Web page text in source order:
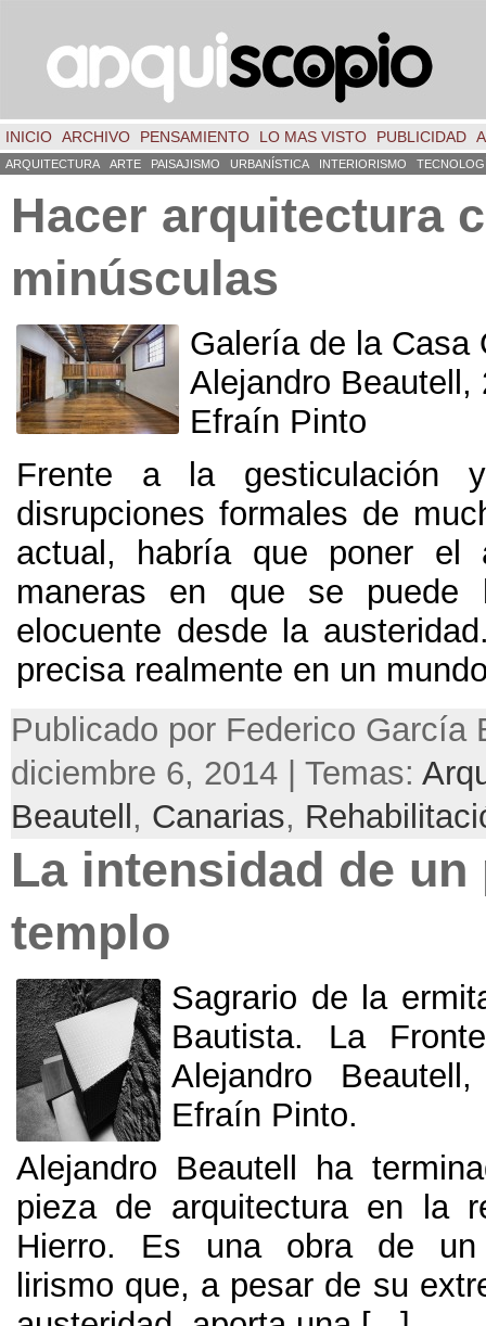
INICIO ARCHIVO PENSAMIENTO LO MAS VISTO PUBLICIDAD
ARQUITECTURA ARTE PAISAJISMO URBANÍSTICA INTERIORISMO
Hacer arquitectura
minúsculas
Galería de la Casa
Alejandro Beautell,
Efraín Pinto
Frente a la gesticulación
disrupciones formales de
actual, habría que poner el
maneras en que se puede
elocuente desde la
precisa realmente en un
Publicado por Federico García
diciembre 6, 2014 | Temas:
Beautell , Canarias,
La intensidad de un
templo
Sagrario de la
Bautista. La
Alejandro
Efraín Pinto.
Alejandro Beautell ha
pieza de arquitectura en la
Hierro. Es una obra de un
lirismo que, a pesar de su